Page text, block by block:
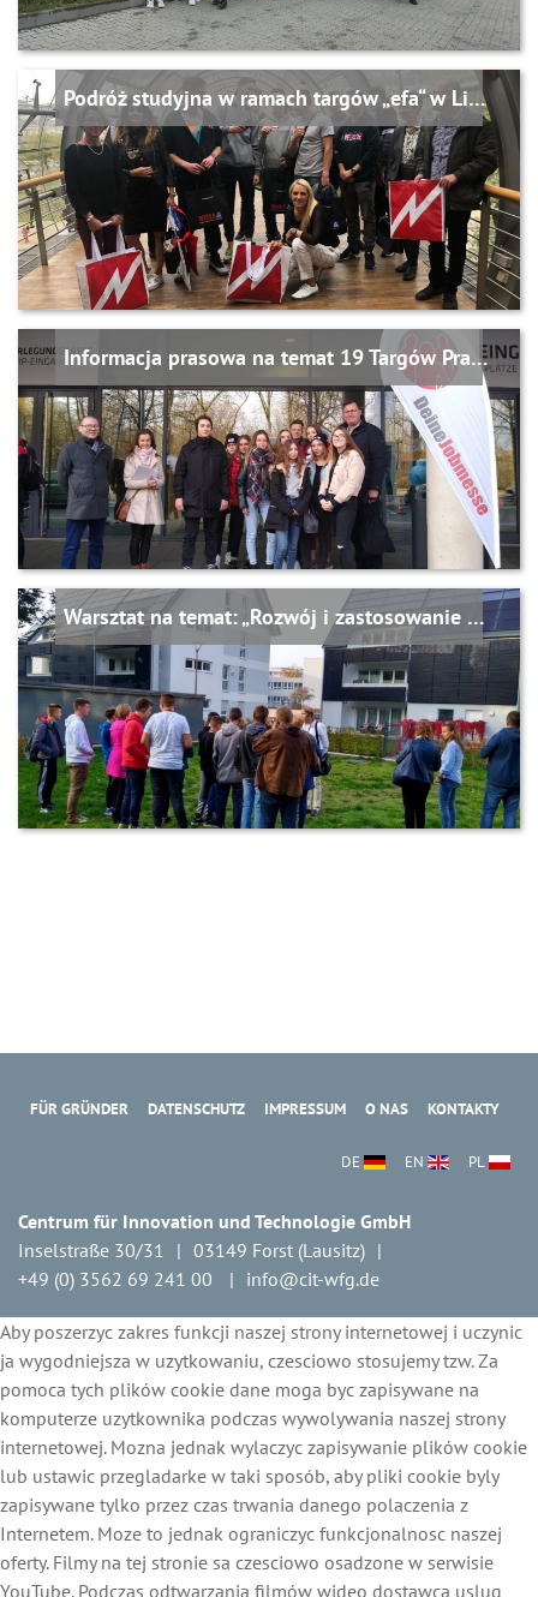
Podróż studyjna w ramach targów „efa“ w Lipsku w dniach 18.-20.09.2019
Informacja prasowa na temat 19 Targów Pracy w Dreźnie
Warsztat na temat: „Rozwój i zastosowanie energii odnawialnych“
FÜR GRÜNDER DATENSCHUTZ IMPRESSUM O NAS KONTAKTY
DE EN PL
Centrum für Innovation und Technologie GmbH
Inselstraße 30/31
03149 Forst (Lausitz)
+49 (0) 3562 69 241 00
info@cit-wfg.de
Aby poszerzyc zakres funkcji naszej strony internetowej i uczynic
ja wygodniejsza w uzytkowaniu, czesciowo stosujemy tzw. Za
pomoca tych plików cookie dane moga byc zapisywane na
komputerze uzytkownika podczas wywolywania naszej strony
internetowej. Mozna jednak wylaczyc zapisywanie plików cookie
lub ustawic przegladarke w taki sposób, aby pliki cookie byly
zapisywane tylko przez czas trwania danego polaczenia z
Internetem. Moze to jednak ograniczyc funkcjonalnosc naszej
oferty. Filmy na tej stronie sa czesciowo osadzone w serwisie
YouTube. Podczas odtwarzania filmów wideo dostawca uslug